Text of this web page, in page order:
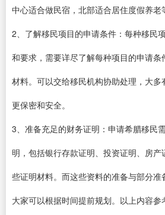
中心适合做民宿，北部适合居住度假养老
2、了解移民项目的申请条件：每种移民
和要求，需要详尽了解每种项目的申请
材料。可以交给移民机构协助处理，大
更保密和安全。
3、准备充足的财务证明：申请希腊移民
明，包括银行存款证明、投资证明、房
些证明材料。而这些资料的准备与部分准
大家可以根据时间提前规划。以上内容